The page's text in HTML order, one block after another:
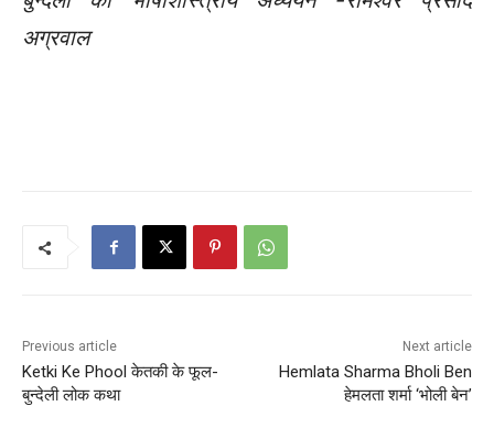
अग्रवाल
Previous article
Ketki Ke Phool केतकी के फूल-
बुन्देली लोक कथा
Next article
Hemlata Sharma Bholi Ben
हेमलता शर्मा ‘भोली बेन’